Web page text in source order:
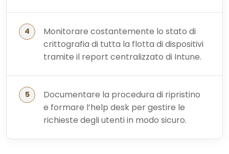
Monitorare costantemente lo stato di
crittografia di tutta la flotta di dispositivi
tramite il report centralizzato di Intune.
Documentare la procedura di ripristino
e formare l’help desk per gestire le
richieste degli utenti in modo sicuro.